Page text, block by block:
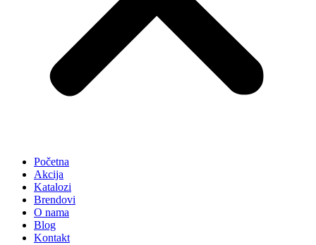
Početna
Akcija
Katalozi
Brendovi
O nama
Blog
Kontakt